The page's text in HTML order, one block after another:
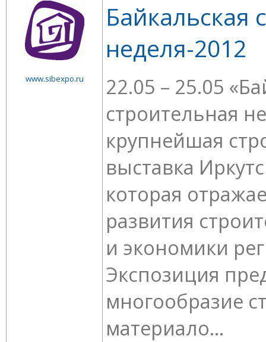
www.sibexpo.ru
Байкальская
неделя-2012
22.05 – 25.05
строительная
крупнейшая
выставка
которая
развития
и экономики
Экспозиция
многообразие
материало...